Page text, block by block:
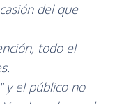
del que
todo el
y el público no